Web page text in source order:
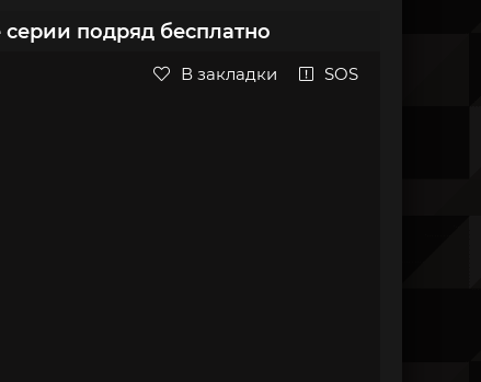
подряд бесплатно
В закладки SOS